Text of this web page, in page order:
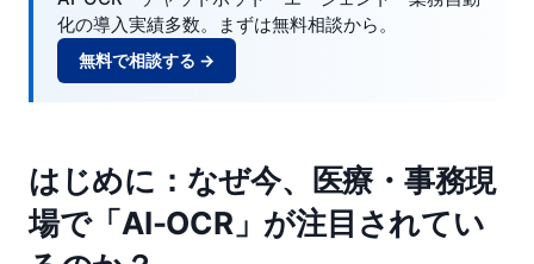
化の導入実績多数。まずは無料相談から。
無料で相談する →
はじめに：なぜ今、医療・事務現
場で「AI-OCR」が注目されてい